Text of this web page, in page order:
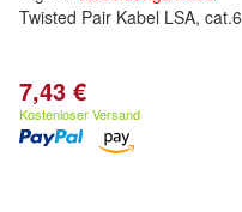
Twisted Pair Kabel LSA, cat.6
7,43 €
Kostenloser Versand